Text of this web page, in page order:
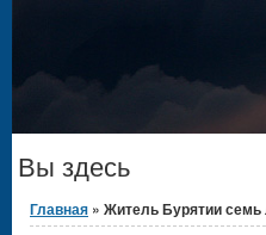
Вы здесь
Главная » Житель Бурятии семь